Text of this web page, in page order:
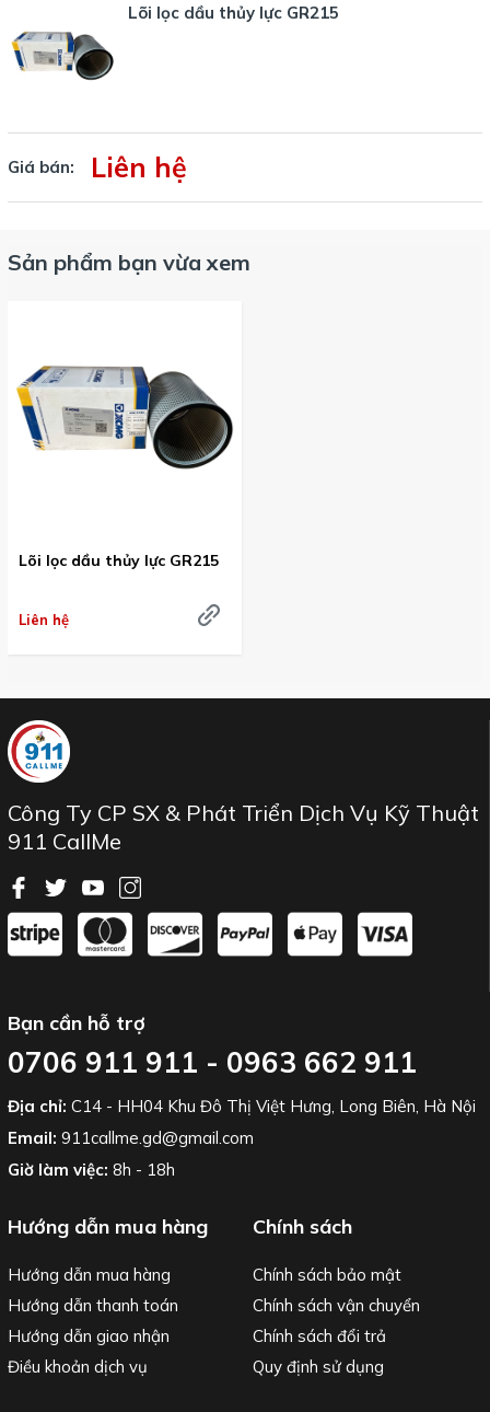
Lõi lọc dầu thủy lực GR215
Giá bán: Liên hệ
Sản phẩm bạn vừa xem
Lõi lọc dầu thủy lực GR215
Liên hệ
Công Ty CP SX & Phát Triển Dịch Vụ Kỹ Thuật
911 CallMe
Bạn cần hỗ trợ
0706 911 911 - 0963 662 911
Địa chỉ: C14 - HH04 Khu Đô Thị Việt Hưng, Long Biên, Hà Nội
Email: 911callme.gd@gmail.com
Giờ làm việc: 8h - 18h
Hướng dẫn mua hàng
Hướng dẫn mua hàng
Hướng dẫn thanh toán
Hướng dẫn giao nhận
Điều khoản dịch vụ
Chính sách
Chính sách bảo mật
Chính sách vận chuyển
Chính sách đổi trả
Quy định sử dụng